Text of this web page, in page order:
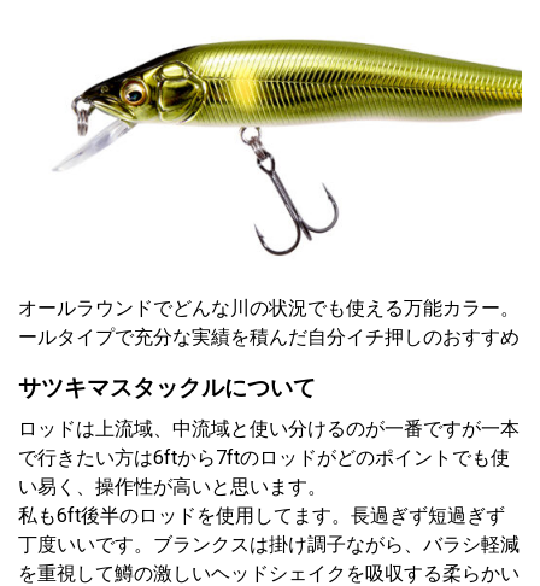
オールラウンドでどんな川の状況でも使える万能カラー。
ールタイプで充分な実績を積んだ自分イチ押しのおすすめ
サツキマスタックルについて
ロッドは上流域、中流域と使い分けるのが一番ですが一本
で行きたい方は6ftから7ftのロッドがどのポイントでも使
い易く、操作性が高いと思います。
私も6ft後半のロッドを使用してます。長過ぎず短過ぎず
丁度いいです。ブランクスは掛け調子ながら、バラシ軽減
を重視して鱒の激しいヘッドシェイクを吸収する柔らかい